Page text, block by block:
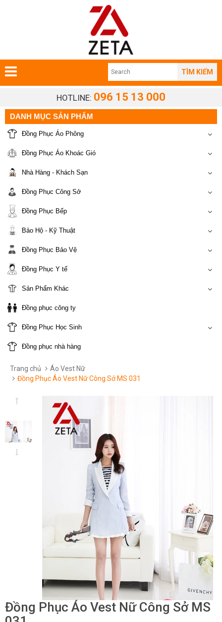
TÌM KIẾM
HOTLINE: 096 15 13 000
DANH MỤC SẢN PHẨM
Đồng Phục Áo Phông
Đồng Phục Áo Khoác Gió
Nhà Hàng - Khách Sạn
Đồng Phục Công Sở
Đồng Phục Bếp
Bảo Hộ - Kỹ Thuật
Đồng Phục Bảo Vệ
Đồng Phục Y tế
Sản Phẩm Khác
Đồng phục công ty
Đồng Phục Học Sinh
Đồng phục nhà hàng
Trang chủ
Áo Vest Nữ
Đồng Phục Áo Vest Nữ Công Sở MS 031
Đồng Phục Áo Vest Nữ Công Sở MS